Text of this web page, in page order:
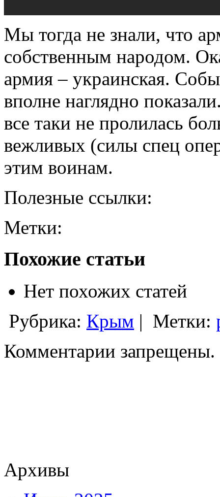
Мы тогда не знали, что
собственным народом.
армия – украинская.
вполне наглядно
все таки не пролилась
вежливых (силы спец
этим воинам.
Полезные ссылки:
Метки:
Похожие статьи
Нет похожих статей
Рубрика: Крым | Метки:
Комментарии запрещены.
Архивы